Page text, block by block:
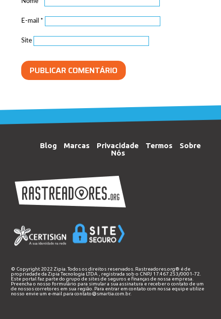
E-mail *
Site
Blog Marcas Privacidade Termos
Sobre
Nós
© Copyright 2022 Zipia. Todos os direitos reservados. Rastreadores.org® é de
propriedade daZipia Tecnologia LTDA
, registrada sob o CNPJ 17.467.253/0001-72.
Este portal faz parte do grupo de sites de seguros e finanças de nossa empresa.
Preencha o nosso formulário para simular a sua assinatura e receber o contato de um
de nossos corretores em sua região. Para entrar em contato com nossa equipe utilize
nosso envie um e-mail paracontato@smartia.com.br.